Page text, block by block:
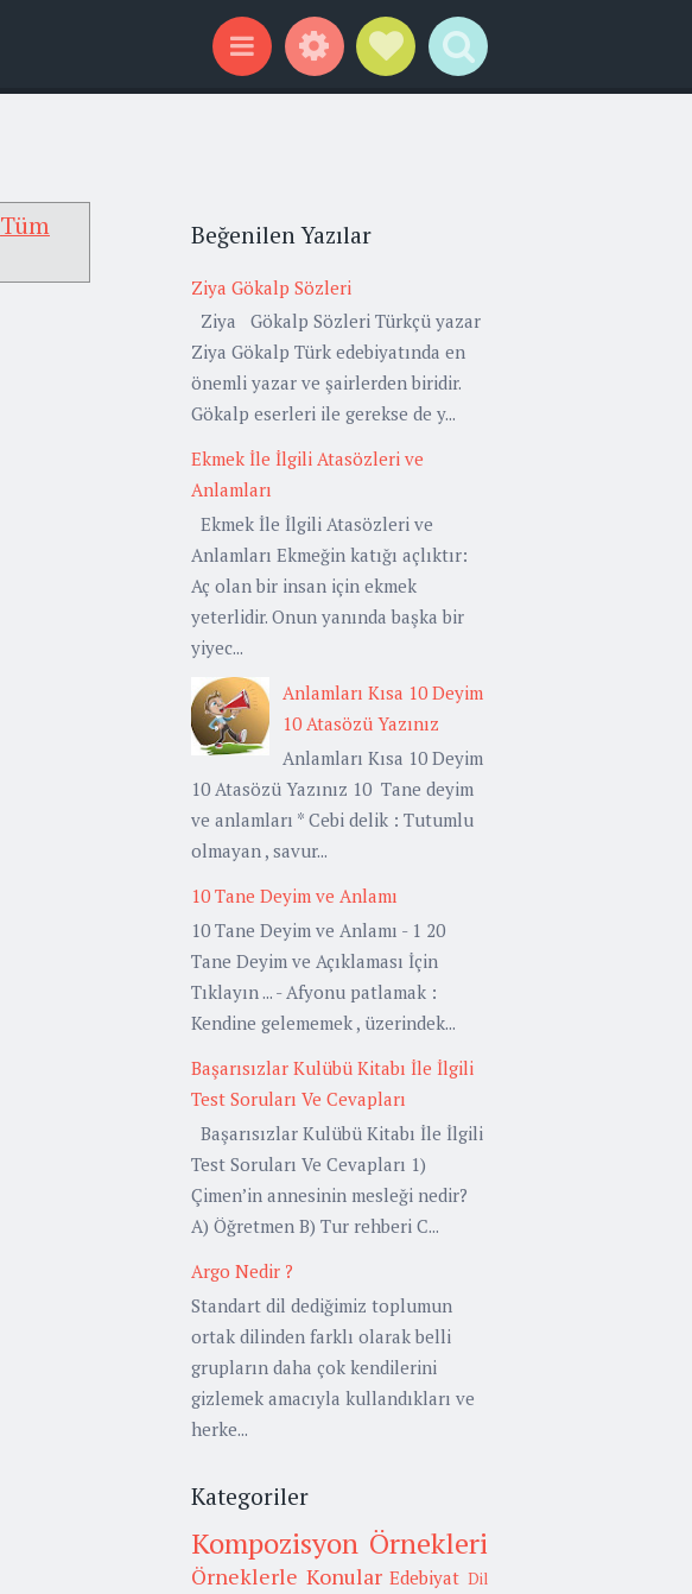
Menu WidgetsSocial Links
Search
Tüm
Beğenilen Yazılar
Ziya Gökalp Sözleri
Ziya Gökalp Sözleri Türkçü yazar
Ziya Gökalp Türk edebiyatında en
önemli yazar ve şairlerden biridir.
Gökalp eserleri ile gerekse de y...
Ekmek İle İlgili Atasözleri ve
Anlamları
Ekmek İle İlgili Atasözleri ve
Anlamları Ekmeğin katığı açlıktır:
Aç olan bir insan için ekmek
yeterlidir. Onun yanında başka bir
yiyec...
Anlamları Kısa 10 Deyim
10 Atasözü Yazınız
Anlamları Kısa 10 Deyim
10 Atasözü Yazınız 10 Tane deyim
ve anlamları * Cebi delik : Tutumlu
olmayan , savur...
10 Tane Deyim ve Anlamı
10 Tane Deyim ve Anlamı - 1 20
Tane Deyim ve Açıklaması İçin
Tıklayın ... - Afyonu patlamak :
Kendine gelememek , üzerindek...
Başarısızlar Kulübü Kitabı İle İlgili
Test Soruları Ve Cevapları
Başarısızlar Kulübü Kitabı İle İlgili
Test Soruları Ve Cevapları 1)
Çimen’in annesinin mesleği nedir?
A) Öğretmen B) Tur rehberi C...
Argo Nedir ?
Standart dil dediğimiz toplumun
ortak dilinden farklı olarak belli
grupların daha çok kendilerini
gizlemek amacıyla kullandıkları ve
herke...
Kategoriler
Kompozisyon Örnekleri
Örneklerle Konular Edebiyat Dil